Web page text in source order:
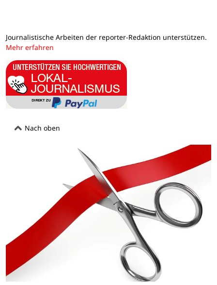
Journalistische Arbeiten der reporter-Redaktion unterstützen.
Mehr erfahren
Nach oben